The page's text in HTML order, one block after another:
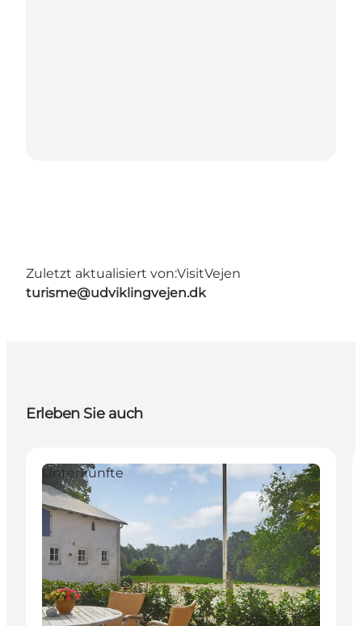
Zuletzt aktualisiert von:VisitVejen
turisme@udviklingvejen.dk
Erleben Sie auch
Unterkünfte